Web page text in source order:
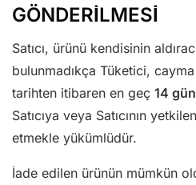
GÖNDERİLMESİ
Satıcı, ürünü kendisinin
bulunmadıkça Tüketici,
tarihten itibaren en geç 14
Satıcıya veya Satıcının
etmekle yükümlüdür.
İade edilen ürünün mümkün